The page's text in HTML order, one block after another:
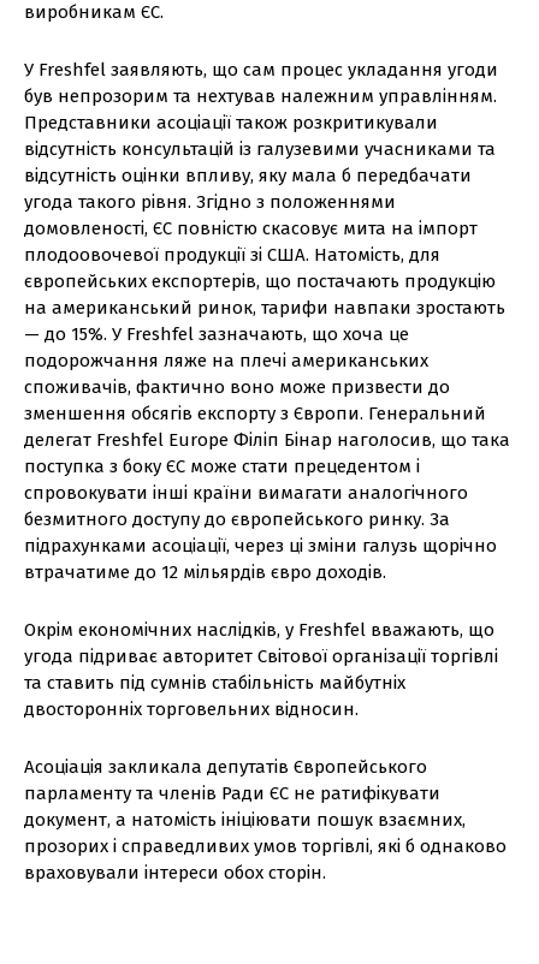
виробникам ЄС.
У Freshfel заявляють, що сам процес укладання угоди
був непрозорим та нехтував належним управлінням.
Представники асоціації також розкритикували
відсутність консультацій із галузевими учасниками та
відсутність оцінки впливу, яку мала б передбачати
угода такого рівня. Згідно з положеннями
домовленості, ЄС повністю скасовує мита на імпорт
плодоовочевої продукції зі США. Натомість, для
європейських експортерів, що постачають продукцію
на американський ринок, тарифи навпаки зростають
— до 15%. У Freshfel зазначають, що хоча це
подорожчання ляже на плечі американських
споживачів, фактично воно може призвести до
зменшення обсягів експорту з Європи. Генеральний
делегат Freshfel Europe Філіп Бінар наголосив, що така
поступка з боку ЄС може стати прецедентом і
спровокувати інші країни вимагати аналогічного
безмитного доступу до європейського ринку. За
підрахунками асоціації, через ці зміни галузь щорічно
втрачатиме до 12 мільярдів євро доходів.
Окрім економічних наслідків, у Freshfel вважають, що
угода підриває авторитет Світової організації торгівлі
та ставить під сумнів стабільність майбутніх
двосторонніх торговельних відносин.
Асоціація закликала депутатів Європейського
парламенту та членів Ради ЄС не ратифікувати
документ, а натомість ініціювати пошук взаємних,
прозорих і справедливих умов торгівлі, які б однаково
враховували інтереси обох сторін.